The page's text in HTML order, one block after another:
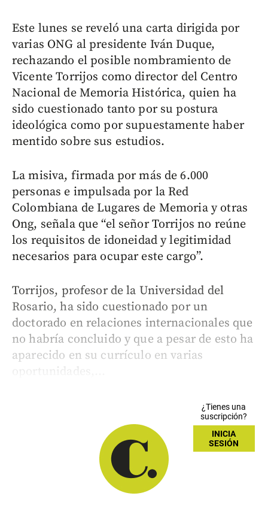
Este lunes se reveló una carta dirigida por
varias ONG al presidente Iván Duque,
rechazando el posible nombramiento de
Vicente Torrijos como director del Centro
Nacional de Memoria Histórica, quien ha
sido cuestionado tanto por su postura
ideológica como por supuestamente haber
mentido sobre sus estudios.
La misiva, firmada por más de 6.000
personas e impulsada por la Red
Colombiana de Lugares de Memoria y otras
Ong, señala que “el señor Torrijos no reúne
los requisitos de idoneidad y legitimidad
necesarios para ocupar este cargo”.
Torrijos, profesor de la Universidad del
Rosario, ha sido cuestionado por un
doctorado en relaciones internacionales que
no habría concluido y que a pesar de esto ha
aparecido en su currículo en varias
oportunidades,...
¿Tienes una
suscripción?
INICIA
SESIÓN